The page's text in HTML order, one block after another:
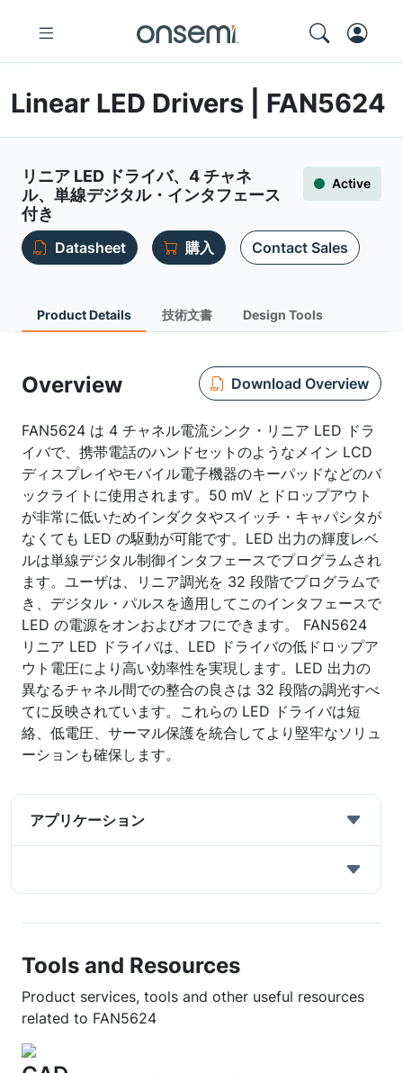
Linear LED Drivers | FAN5624
リニア LED ドライバ、4 チャネ
ル、単線デジタル・インタフェース
付き
Active
Datasheet 購入 Contact Sales
Product Details 技術文書 Design Tools
Overview Download Overview
FAN5624 は 4 チャネル電流シンク・リニア LED ドラ
イバで、携帯電話のハンドセットのようなメイン LCD
ディスプレイやモバイル電子機器のキーパッドなどのバ
ックライトに使用されます。50 mV とドロップアウト
が非常に低いためインダクタやスイッチ・キャパシタが
なくても LED の駆動が可能です。LED 出力の輝度レベ
ルは単線デジタル制御インタフェースでプログラムされ
ます。ユーザは、リニア調光を 32 段階でプログラムで
き、デジタル・パルスを適用してこのインタフェースで
LED の電源をオンおよびオフにできます。 FAN5624
リニア LED ドライバは、LED ドライバの低ドロップア
ウト電圧により高い効率性を実現します。LED 出力の
異なるチャネル間での整合の良さは 32 段階の調光すべ
てに反映されています。これらの LED ドライバは短
絡、低電圧、サーマル保護を統合してより堅牢なソリュ
ーションも確保します。
アプリケーション
Tools and Resources
Product services, tools and other useful resources
related to FAN5624